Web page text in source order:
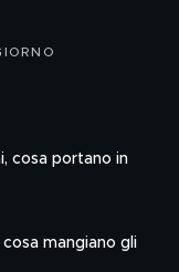
cosa portano in
mangiano gli